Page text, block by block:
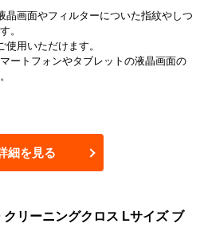
晶画面やフィルターについた指紋やしつ
。
用いただけます。
ートフォンやタブレットの液晶画面の
細を見る
リーニングクロス Lサイズ ブ